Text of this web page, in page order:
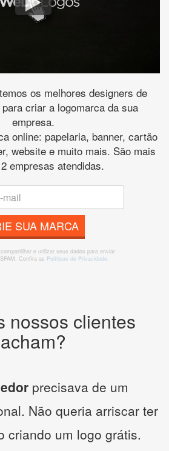
os melhores designers de
criar a logomarca da sua
empresa.
online: papelaria, banner, cartão
website e muito mais. São mais
empresas atendidas.
SUA MARCA
e utilizar seus dados para enviar
Confira as Políticas de Privacidade.
nossos clientes
acham?
precisava de um
Não queria arriscar ter
criando um logo grátis.